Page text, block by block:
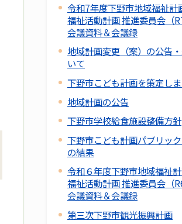
令和7年度下野市地域福祉計
福祉活動計画 推進委員会（
会議資料＆会議録
地域計画変更（案）の公告
いて
下野市こども計画を策定し
地域計画の公告
下野市学校給食施設整備方針
下野市こども計画パブリッ
の結果
令和６年度下野市地域福祉
福祉活動計画 推進委員会（
会議資料＆会議録
第三次下野市観光振興計画